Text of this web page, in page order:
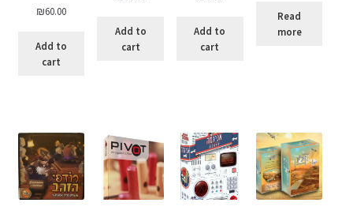
Read
more
Add to
cart
Add to
cart
₪60.00
Add to
cart